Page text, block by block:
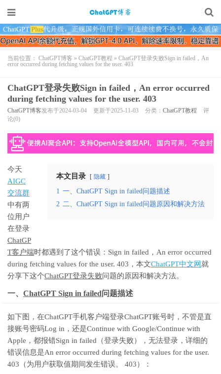
当前位置： ChatGPT博客 » ChatGPT教程 » ChatGPT登录失败Sign in failed，An
error occurred during fetching values for the user. 403
ChatGPT登录失败Sign in failed，An error occurred
during fetching values for the user. 403
ChatGPT博客发布于2024-03-04 更新于2025-11-03 分类： ChatGPT教程
评
论(0)
本文目录 隐藏
1 一、ChatGPT Sign in failed问题描述
2 二、ChatGPT Sign in failed问题原因和解决方法
今天
AIGC
交流群
中有两
位用户
在登录
ChatGP
T客户端时都遇到了这个错误：Sign in failed，An error occurred
during fetching values for the user. 403，本文ChatGPT中文网就
分享下这个ChatGPT登录失败问题的原因和解决方法。
一、 ChatGPT Sign in failed问题描述
如下图，在ChatGPT手机客户端登录ChatGPT账号时，不管是直
接账号密码Log in，还是Continue with Google/Continue with
Apple，都报错Sign in failed（登录失败），无法登录，详细的
错误信息是An error occurred during fetching values for the user.
403（为用户获取值期间发生错误。 403）：